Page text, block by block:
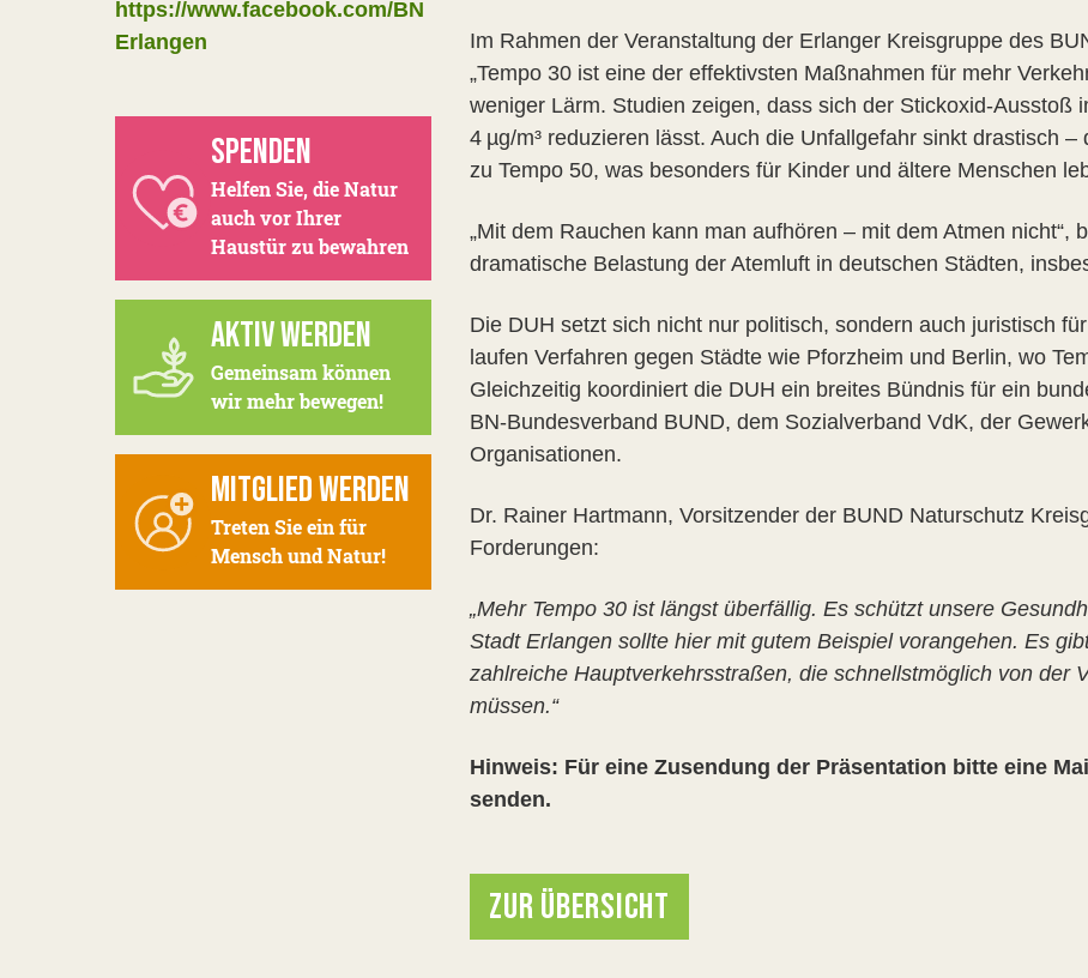
Im Rahmen der Veranstaltung der Erlanger Kreisgruppe des
„Tempo 30 ist eine der effektivsten Maßnahmen für mehr
weniger Lärm. Studien zeigen, dass sich der Stickoxid-Ausstoß
4 µg/m³ reduzieren lässt. Auch die Unfallgefahr sinkt drastisch
zu Tempo 50, was besonders für Kinder und ältere Menschen
„Mit dem Rauchen kann man aufhören – mit dem Atmen nicht“,
dramatische Belastung der Atemluft in deutschen Städten,
Die DUH setzt sich nicht nur politisch, sondern auch juristisch
laufen Verfahren gegen Städte wie Pforzheim und Berlin, wo
Gleichzeitig koordiniert die DUH ein breites Bündnis für ein
BN-Bundesverband BUND, dem Sozialverband VdK, der
Organisationen.
Dr. Rainer Hartmann, Vorsitzender der BUND Naturschutz
Forderungen:
„Mehr Tempo 30 ist längst überfällig. Es schützt unsere
Stadt Erlangen sollte hier mit gutem Beispiel vorangehen. Es
zahlreiche Hauptverkehrsstraßen, die schnellstmöglich von der
müssen.“
Hinweis: Für eine Zusendung der Präsentation bitte eine
senden.
ZUR ÜBERSICHT
https://www.facebook.com/BN
Erlangen
SPENDEN
Helfen Sie, die Natur
auch vor Ihrer
Haustür zu bewahren
AKTIV WERDEN
Gemeinsam können
wir mehr bewegen!
MITGLIED WERDEN
Treten Sie ein für
Mensch und Natur!